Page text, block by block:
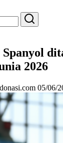
Search
2026
05/06/